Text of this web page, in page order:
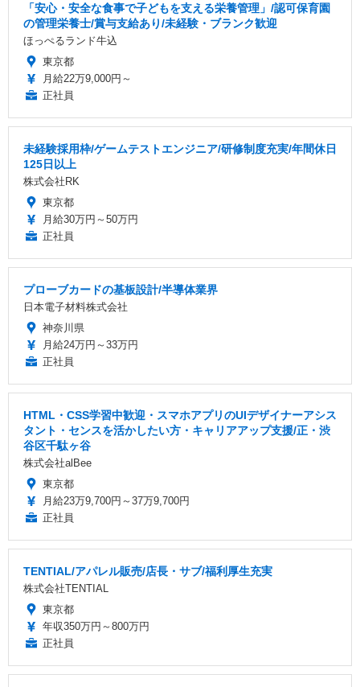
「安心・安全な食事で子どもを支える栄養管理」/認可保育園
の管理栄養士/賞与支給あり/未経験・ブランク歓迎
ほっぺるランド牛込
東京都
月給22万9,000円～
正社員
未経験採用枠/ゲームテストエンジニア/研修制度充実/年間休日
125日以上
株式会社RK
東京都
月給30万円～50万円
正社員
プローブカードの基板設計/半導体業界
日本電子材料株式会社
神奈川県
月給24万円～33万円
正社員
HTML・CSS学習中歓迎・スマホアプリのUIデザイナーアシス
タント・センスを活かしたい方・キャリアアップ支援/正・渋
⾕区千駄ヶ⾕
株式会社alBee
東京都
月給23万9,700円～37万9,700円
正社員
TENTIAL/アパレル販売/店長・サブ/福利厚生充実
株式会社TENTIAL
東京都
年収350万円～800万円
正社員